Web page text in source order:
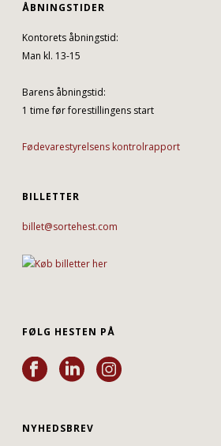
ÅBNINGSTIDER
Kontorets åbningstid:
Man kl. 13-15
Barens åbningstid:
1 time før forestillingens start
Fødevarestyrelsens kontrolrapport
BILLETTER
billet@sortehest.com
FØLG HESTEN PÅ
NYHEDSBREV